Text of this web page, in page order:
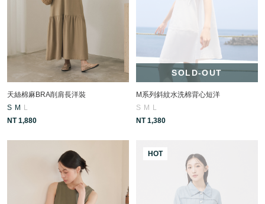
天絲棉麻BRA削肩長洋裝
S M L
NT 1,880
SOLD-OUT
M系列斜紋水洗棉背心短洋
S M L
NT 1,380
HOT